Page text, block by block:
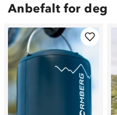
Anbefalt for deg